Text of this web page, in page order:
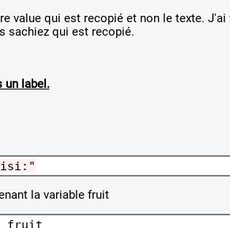
value qui est recopié et non le texte.
sachiez qui est recopié.
un label.
la variable fruit